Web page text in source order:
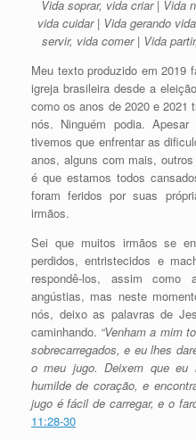
Vida soprar, vida criar | Vida
vida cuidar | Vida gerando
servir, vida comer | Vida
Meu texto produzido em 2019
igreja brasileira desde a
como os anos de 2020 e 2021
nós. Ninguém podia.
tivemos que enfrentar as
anos, alguns com mais,
é que estamos todos
foram feridos por suas
irmãos.
Sei que muitos irmãos se
perdidos, entristecidos e
respondê-los, assim
angústias, mas neste
nós, deixo as palavras de
caminhando. “Venham a mim
sobrecarregados, e eu lhes
o meu jugo. Deixem que
humilde de coração, e
jugo é fácil de carregar, e o
11:28-30